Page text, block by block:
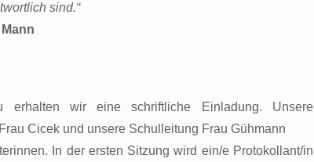
sind.“
erhalten wir eine schriftliche Einladung. Unsere
Cicek und unsere Schulleitung Frau Gühmann
In der ersten Sitzung wird ein/e Protokollant/in